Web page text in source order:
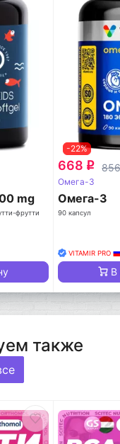
mg
фрутти
-22%
668 q
Омега-3
Омега-3
90 капсул
VITAMIR PRO
В
также